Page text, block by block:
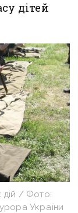
дітей
дій / Фото:
України